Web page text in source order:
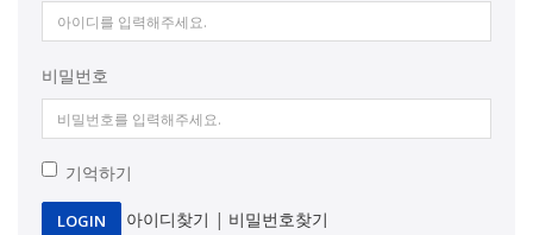
비밀번호
기억하기
LOGIN 아이디찾기 | 비밀번호찾기